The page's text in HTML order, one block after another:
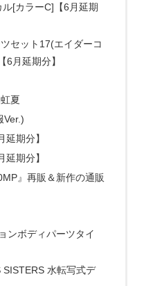
[カラーC]【6月延期
セット17(エイダーコ
6月延期分】
夏
Ver.)
期分】
期分】
』再販＆新作の通販
ンボディパーツタイ
SISTERS 水転写式デ